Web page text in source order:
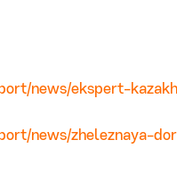
news/ekspert-
news/zheleznaya-